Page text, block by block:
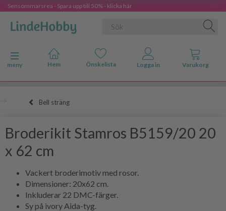
Sensommarsrea - Spara upp till 50% - klicka här
Ändra navigering
meny
Bell sträng
Broderikit Stamros B5159/20 20
x 62 cm
Vackert broderimotiv med rosor.
Dimensioner: 20x62 cm.
Inkluderar 22 DMC-färger.
Sy på ivory Aida-tyg.